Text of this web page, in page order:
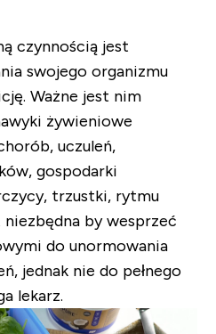
czynnością jest
swojego organizmu
Ważne jest nim
żywieniowe
uczuleń,
gospodarki
trzustki, rytmu
by wesprzeć
do unormowania
jednak nie do pełnego
lekarz.